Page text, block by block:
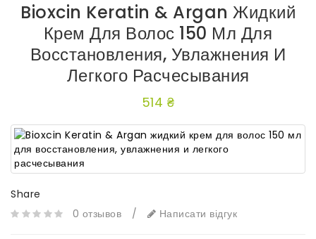
Bioxcin Keratin & Argan Жидкий
Крем Для Волос 150 Мл Для
Восстановления, Увлажнения И
Легкого Расчесывания
514 ₴
Share
0 отзывов
/ Написати відгук